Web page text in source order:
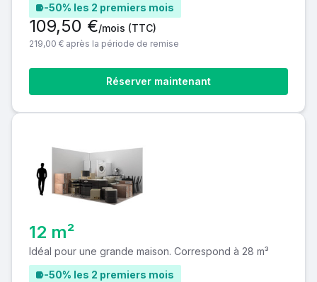
-50% les 2 premiers mois
Réserver maintenant
109,50 €/mois (TTC)
219,00 € après la période de remise
12 m²
Idéal pour une grande maison. Correspond à 28 m³
-50% les 2 premiers mois